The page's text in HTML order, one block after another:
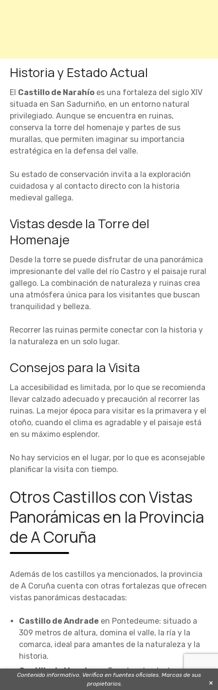
Historia y Estado Actual
El Castillo de Narahío es una fortaleza del siglo XIV
situada en San Sadurniño, en un entorno natural
privilegiado. Aunque se encuentra en ruinas,
conserva la torre del homenaje y partes de sus
murallas, que permiten imaginar su importancia
estratégica en la defensa del valle.
Su estado de conservación invita a la exploración
cuidadosa y al contacto directo con la historia
medieval gallega.
Vistas desde la Torre del
Homenaje
Desde la torre se puede disfrutar de una panorámica
impresionante del valle del río Castro y el paisaje rural
gallego. La combinación de naturaleza y ruinas crea
una atmósfera única para los visitantes que buscan
tranquilidad y belleza.
Recorrer las ruinas permite conectar con la historia y
la naturaleza en un solo lugar.
Consejos para la Visita
La accesibilidad es limitada, por lo que se recomienda
llevar calzado adecuado y precaución al recorrer las
ruinas. La mejor época para visitar es la primavera y el
otoño, cuando el clima es agradable y el paisaje está
en su máximo esplendor.
No hay servicios en el lugar, por lo que es aconsejable
planificar la visita con tiempo.
Otros Castillos con Vistas
Panorámicas en la Provincia
de A Coruña
Además de los castillos ya mencionados, la provincia
de A Coruña cuenta con otras fortalezas que ofrecen
vistas panorámicas destacadas:
Castillo de Andrade en Pontedeume: situado a
309 metros de altura, domina el valle, la ría y la
comarca, ideal para amantes de la naturaleza y la
historia.
Castillo de Moecheen Ferrol: rodeado de un
entorno natural, conserva su arquitectura
Contenido informativo. Verifica en fuentes oficiales. Marcas de sus
propietarios.
×